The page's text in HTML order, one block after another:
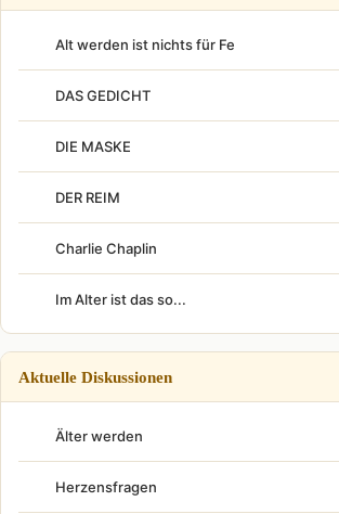
Alt werden ist nichts für Fe
DAS GEDICHT
DIE MASKE
DER REIM
Charlie Chaplin
Im Alter ist das so...
Aktuelle Diskussionen
Älter werden
Herzensfragen